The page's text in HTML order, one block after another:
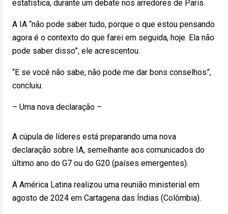
estatística, durante um debate nos arredores de Paris.
A IA “não pode saber tudo, porque o que estou pensando
agora é o contexto do que farei em seguida, hoje. Ela não
pode saber disso”, ele acrescentou.
“E se você não sabe, não pode me dar bons conselhos”,
concluiu.
– Uma nova declaração –
A cúpula de líderes está preparando uma nova
declaração sobre IA, semelhante aos comunicados do
último ano do G7 ou do G20 (países emergentes).
A América Latina realizou uma reunião ministerial em
agosto de 2024 em Cartagena das Índias (Colômbia).